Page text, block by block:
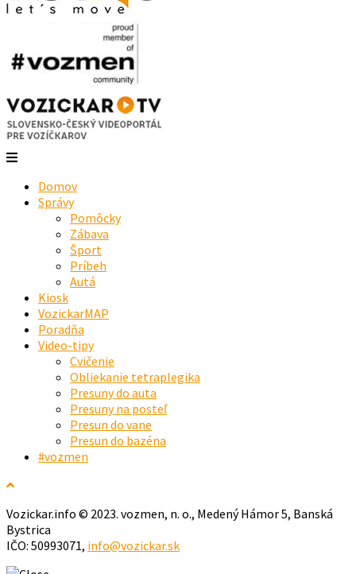
Domov
Správy
Pomôcky
Zábava
Šport
Príbeh
Autá
Kiosk
VozickarMAP
Poradňa
Video-tipy
Cvičenie
Obliekanie tetraplegika
Presuny do auta
Presuny na posteľ
Presun do vane
Presun do bazéna
#vozmen
Vozickar.info © 2023. vozmen, n. o., Medený Hámor 5, Banská
Bystrica
IČO: 50993071, info@vozickar.sk